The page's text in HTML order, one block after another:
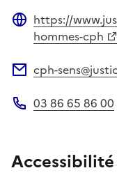
Site web
https://
hommes-cph
cph-
03 86 65 86 00